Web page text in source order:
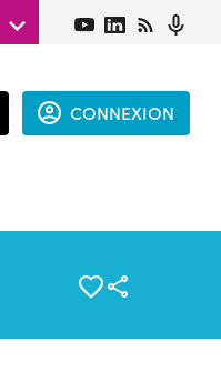
CONNEXION